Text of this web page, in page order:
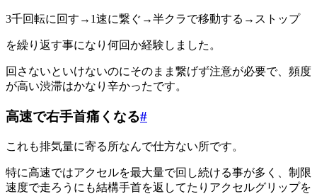
3千回転に回す→1速に繋ぐ→半クラで移動する→ストップ
を繰り返す事になり何回か経験しました。
回さないといけないのにそのまま繋げず注意が必要で、頻度
が高い渋滞はかなり辛かったです。
高速で右手首痛くなる#
これも排気量に寄る所なんで仕方ない所です。
特に高速ではアクセルを最大量で回し続ける事が多く、制限
速度で走ろうにも結構手首を返してたりアクセルグリップを